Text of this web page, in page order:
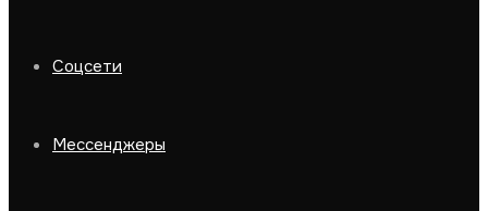
Соцсети
Мессенджеры